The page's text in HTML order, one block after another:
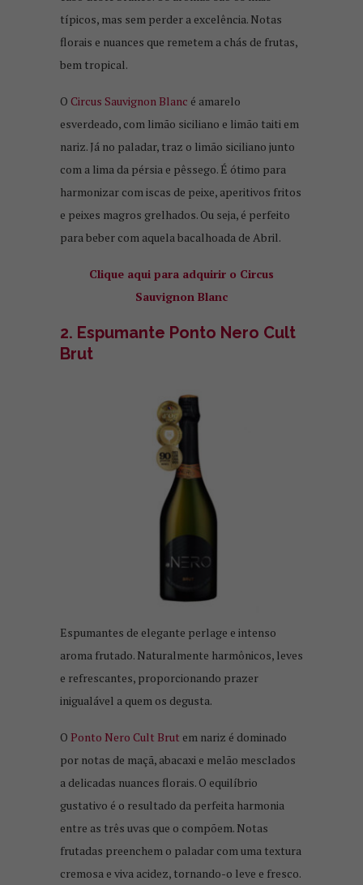
típicos, mas sem perder a excelência. Notas
florais e nuances que remetem a chás de frutas,
bem tropical.
O Circus Sauvignon Blanc é amarelo
esverdeado, com limão siciliano e limão taiti em
nariz. Já no paladar, traz o limão siciliano junto
com a lima da pérsia e pêssego. É ótimo para
harmonizar com iscas de peixe, aperitivos fritos
e peixes magros grelhados. Ou seja, é perfeito
para beber com aquela bacalhoada de Abril.
Clique aqui para adquirir o Circus
Sauvignon Blanc
2. Espumante Ponto Nero Cult
Brut
Espumantes de elegante perlage e intenso
aroma frutado. Naturalmente harmônicos, leves
e refrescantes, proporcionando prazer
inigualável a quem os degusta.
O Ponto Nero Cult Brut em nariz é dominado
por notas de maçã, abacaxi e melão mesclados
a delicadas nuances florais. O equilíbrio
gustativo é o resultado da perfeita harmonia
entre as três uvas que o compõem. Notas
frutadas preenchem o paladar com uma textura
cremosa e viva acidez, tornando-o leve e fresco.